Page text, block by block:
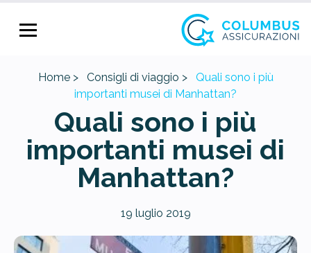
Home > Consigli di viaggio >
Quali sono i più
importanti musei di Manhattan?
Quali sono i più
importanti musei di
Manhattan?
19 luglio 2019